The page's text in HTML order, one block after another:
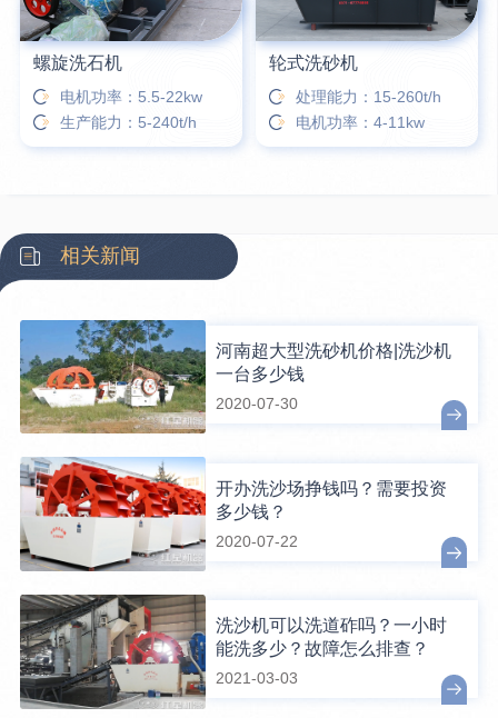
螺旋洗石机
电机功率：5.5-22kw
生产能力：5-240t/h
轮式洗砂机
处理能力：15-260t/h
电机功率：4-11kw
相关新闻
河南超大型洗砂机价格|洗沙机
一台多少钱
2020-07-30
开办洗沙场挣钱吗？需要投资
多少钱？
2020-07-22
洗沙机可以洗道砟吗？一小时
能洗多少？故障怎么排查？
2021-03-03